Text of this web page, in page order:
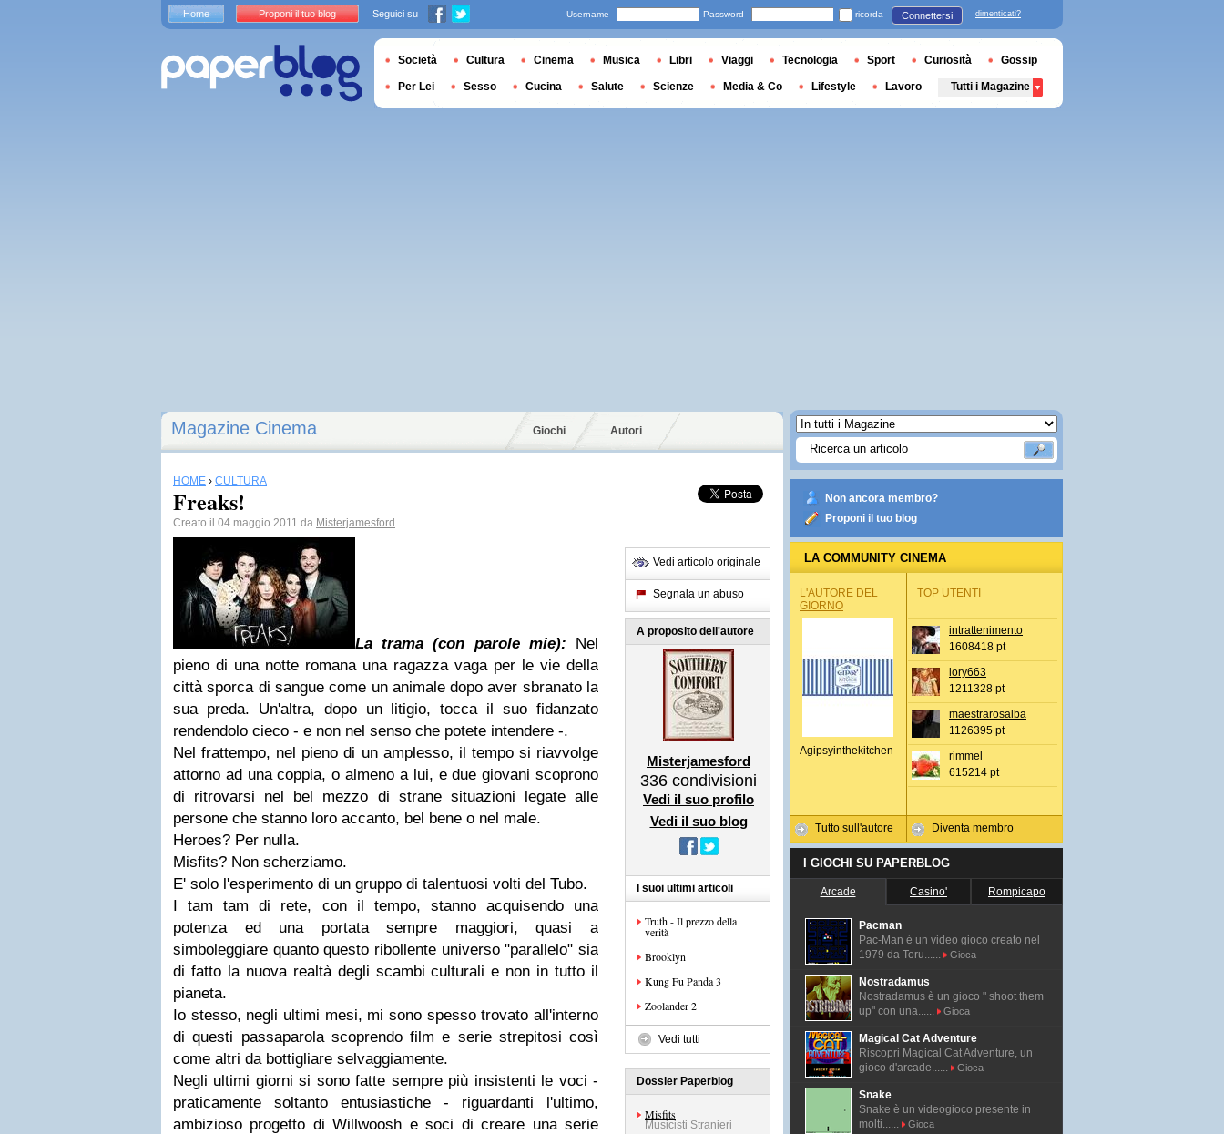
Magazine Cinema Giochi Autori
HOME › CULTURA
Freaks!
Creato il 04 maggio 2011 da Misterjamesford
La trama (con parole mie): Nel
pieno di una notte romana una ragazza vaga per le vie della
città sporca di sangue come un animale dopo aver sbranato la
sua preda. Un'altra, dopo un litigio, tocca il suo fidanzato
rendendolo cieco - e non nel senso che potete intendere -.
Nel frattempo, nel pieno di un amplesso, il tempo si riavvolge
attorno ad una coppia, o almeno a lui, e due giovani scoprono
di ritrovarsi nel bel mezzo di strane situazioni legate alle
persone che stanno loro accanto, bel bene o nel male.
Heroes? Per nulla.
Misfits? Non scherziamo.
E' solo l'esperimento di un gruppo di talentuosi volti del Tubo.
I tam tam di rete, con il tempo, stanno acquisendo una
potenza ed una portata sempre maggiori, quasi a
simboleggiare quanto questo ribollente universo "parallelo" sia
di fatto la nuova realtà degli scambi culturali e non in tutto il
pianeta.
Io stesso, negli ultimi mesi, mi sono spesso trovato all'interno
di questi passaparola scoprendo film e serie strepitosi così
come altri da bottigliare selvaggiamente.
Negli ultimi giorni si sono fatte sempre più insistenti le voci -
praticamente soltanto entusiastiche - riguardanti l'ultimo,
ambizioso progetto di Willwoosh e soci di creare una serie
Vedi articolo originale
Segnala un abuso
A proposito dell'autore
Misterjamesford
336 condivisioni
Vedi il suo profilo
Vedi il suo blog
I suoi ultimi articoli
Truth - Il prezzo della
verità
Brooklyn
Kung Fu Panda 3
Zoolander 2
Vedi tutti
Dossier Paperblog
Misfits
Musicisti Stranieri
Non ancora membro?
Proponi il tuo blog
LA COMMUNITY CINEMA
L'AUTORE DEL
GIORNO
Agipsyinthekitchen
Tutto sull'autore
TOP UTENTI
intrattenimento
1608418 pt
lory663
1211328 pt
maestrarosalba
1126395 pt
rimmel
615214 pt
Diventa membro
I GIOCHI SU PAPERBLOG
Arcade Casino' Rompicapo
Pacman
Pac-Man é un video gioco creato nel
1979 da Toru......
Gioca
Nostradamus
Nostradamus è un gioco " shoot them
up" con una......
Gioca
Magical Cat Adventure
Riscopri Magical Cat Adventure, un
gioco d'arcade......
Gioca
Snake
Snake è un videogioco presente in
molti......
Gioca
Home Proponi il tuo blog Seguici su Username Password ricorda Connettersi dimenticati?
Società Cultura Cinema Musica Libri Viaggi Tecnologia Sport Curiosità Gossip
Per Lei Sesso Cucina Salute Scienze Media & Co Lifestyle Lavoro Tutti i Magazine